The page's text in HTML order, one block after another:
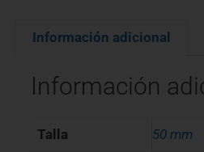
Información adicional
Información
Talla 50 mm